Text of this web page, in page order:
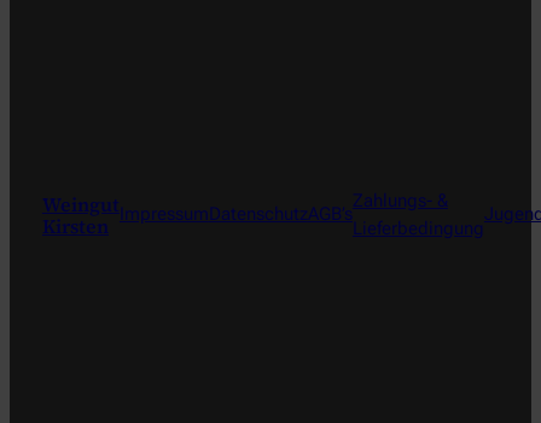
Weingut
Kirsten Impressum DatenschutzAGB’s
Zahlungs- &
Lieferbedingung